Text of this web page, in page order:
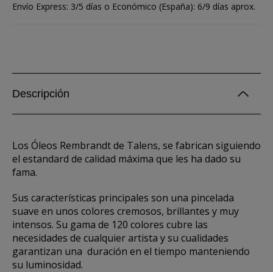
Envío Express: 3/5 días o Económico (España): 6/9 días aprox.
Descripción
Los Óleos Rembrandt de Talens, se fabrican siguiendo
el estandard de calidad máxima que les ha dado su
fama.
Sus características principales son una pincelada
suave en unos colores cremosos, brillantes y muy
intensos. Su gama de 120 colores cubre las
necesidades de cualquier artista y su cualidades
garantizan una duración en el tiempo manteniendo
su luminosidad.